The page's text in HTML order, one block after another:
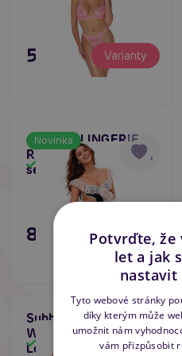
595 Kč Varianty
Novinka
ADALET LINGERIE
Rylee Maid Costume,
sexy kostým služky
Skladem
895 Kč Varianty
Subblime Bra Set
With Necklace and
Leg Details
Potvrďte, že
let a jak
nastavit
Tyto webové stránky
díky kterým může
umožnit nám
vám přizpůsobit